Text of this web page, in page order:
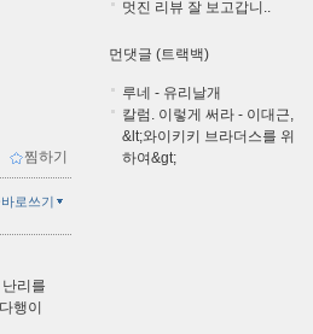
찜하기
로쓰기
리를
행이
멋진 리뷰 잘 보고갑니..
먼댓글 (트랙백)
루네 - 유리날개
칼럼. 이렇게 써라 - 이대근,
&lt;와이키키 브라더스를 위
하여&gt;